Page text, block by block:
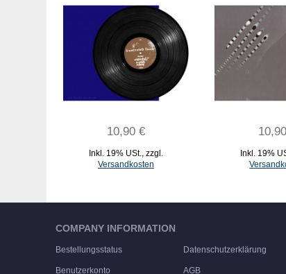
10,90 €
Inkl. 19% USt., zzgl.
Versandkosten
Inkl. 19%
COMPANY INFORMATION
Bestellungsstatus Datenschutzerklärung
Benutzerkonto AGB